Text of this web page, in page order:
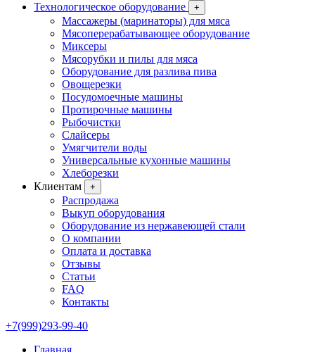
Технологическое оборудование
+
Массажеры (маринаторы) для мяса
Мясоперерабатывающее оборудование
Миксеры
Мясорубки и пилы для мяса
Оборудование для разлива пива
Овощерезки
Посудомоечные машины
Протирочные машины
Рыбочистки
Слайсеры
Умягчители воды
Универсальные кухонные машины
Хлеборезки
Клиентам
+
Распродажа
Выкуп оборудования
Оборудование из нержавеющей стали
О компании
Оплата и доставка
Отзывы
Статьи
FAQ
Контакты
+7(999)293-99-40
Главная